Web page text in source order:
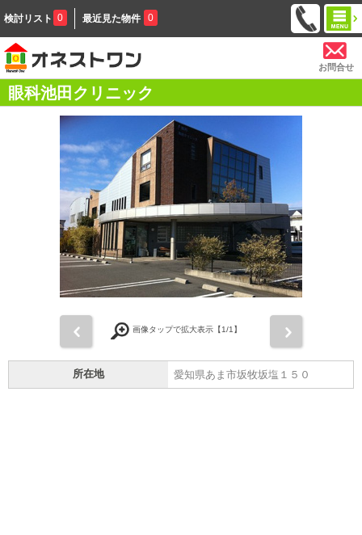
検討リスト 0 最近見た物件 0
お問合せ
眼科池田クリニック
画像タップで拡大表示【1/1】
所在地 愛知県あま市坂牧坂塩１５０